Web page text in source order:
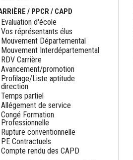
/ PPCR / CAPD
Evaluation d'école
Vos réprésentants élus
Mouvement Départemental
Mouvement Interdépartemental
RDV Carrière
Avancement/promotion
Profilage/Liste aptitude
direction
Temps partiel
Allégement de service
Congé Formation
Professionnelle
Rupture conventionnelle
PE Contractuels
Compte rendu des CAPD